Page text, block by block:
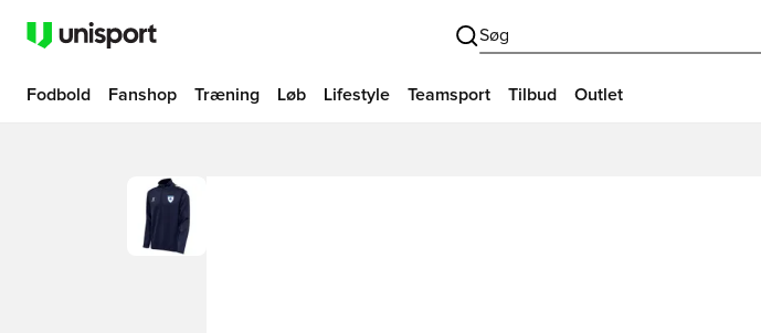
Søg
Fodbold Fanshop Træning Løb Lifestyle Teamsport Tilbud Outlet